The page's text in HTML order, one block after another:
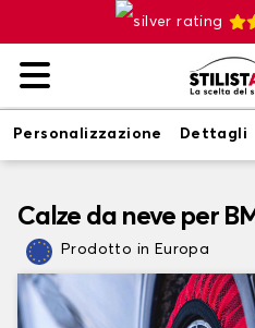
Personalizzazione Dettagli
Calze da neve per
Prodotto in Europa